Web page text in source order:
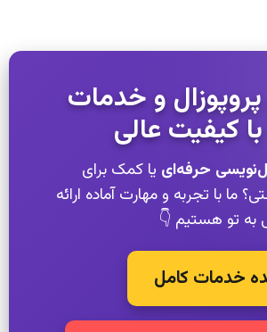
و خدمات
با کیفیت عالی
حرفه‌ای یا کمک برای
ما با تجربه و مهارت آماده ارائه
تو هستیم 👇
خدمات کامل